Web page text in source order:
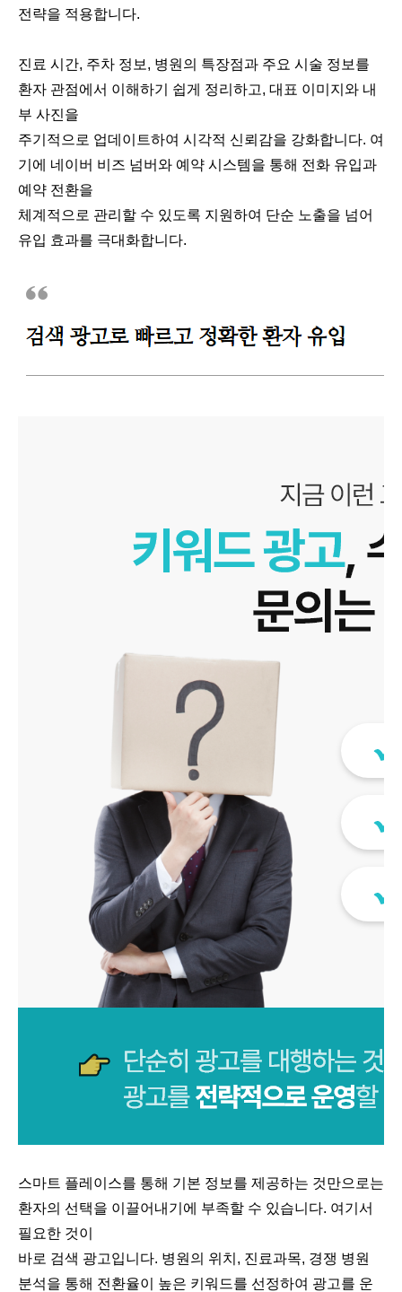
전략을 적용합니다.
진료 시간, 주차 정보, 병원의 특장점과 주요 시술 정보를
환자 관점에서 이해하기 쉽게 정리하고, 대표 이미지와 내
부 사진을
주기적으로 업데이트하여 시각적 신뢰감을 강화합니다. 여
기에 네이버 비즈 넘버와 예약 시스템을 통해 전화 유입과
예약 전환을
체계적으로 관리할 수 있도록 지원하여 단순 노출을 넘어
유입 효과를 극대화합니다.
스마트 플레이스를 통해 기본 정보를 제공하는 것만으로는
환자의 선택을 이끌어내기에 부족할 수 있습니다. 여기서
필요한 것이
바로 검색 광고입니다. 병원의 위치, 진료과목, 경쟁 병원
분석을 통해 전환율이 높은 키워드를 선정하여 광고를 운